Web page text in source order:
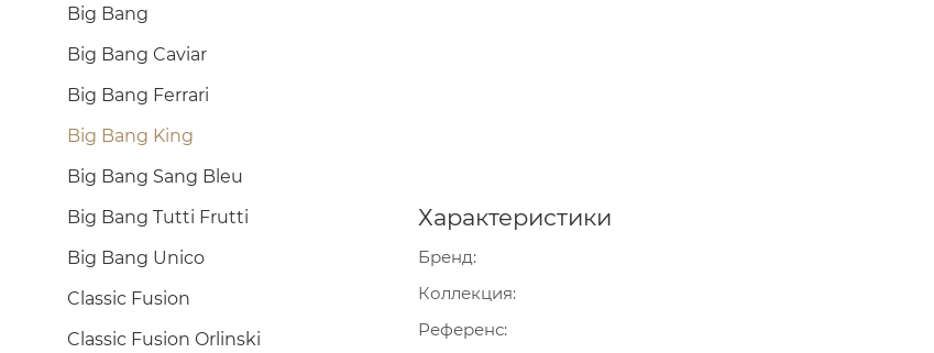
Характеристики
Бренд
Коллекция
Референс
Big Bang
Big Bang Caviar
Big Bang Ferrari
Big Bang King
Big Bang Sang Bleu
Big Bang Tutti Frutti
Big Bang Unico
Classic Fusion
Classic Fusion Orlinski